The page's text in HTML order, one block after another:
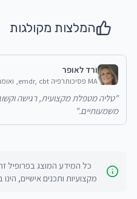
המלצות מקולגות
ורד לאופר
MA פסיכותרפיה emdr, cbt, ואומנויות
"טליה מטפלת מקצועית, רגישה
משמעותיים."
כל המידע המוצג בפרופיל
מקצועיות ותכנים אישיים,